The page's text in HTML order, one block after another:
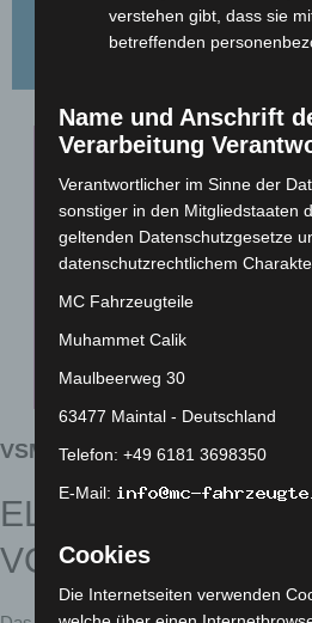
VSM
ELEKTRO
VOLTA
verstehen gibt, dass sie
betreffenden
Name und Anschrift
Verarbeitung
Verantwortlicher im Sinne der
sonstiger in den Mitgliedstaaten
geltenden Datenschutzgesetze
datenschutzrechtlichem
MC Fahrzeugteile
Muhammet Calik
Maulbeerweg 30
63477 Maintal - Deutschland
Telefon: +49 6181 3698350
E-Mail:
Cookies
Die Internetseiten verwenden